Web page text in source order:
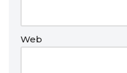
Web